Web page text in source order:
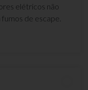
elétricos não
de escape.